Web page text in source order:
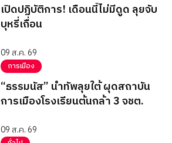
เปิดปฏิบัติการ! เดือนนี้ไม่มีดูด ลุยจับ
บุหรี่เถื่อน
09 ส.ค. 69
การเมือง
“ธรรมนัส” นำทัพลุยใต้ ผุดสถาบัน
การเมืองโรงเรียนต้นกล้า 3 จชต.
09 ส.ค. 69